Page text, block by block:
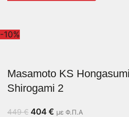
-10%
Masamoto KS
Shirogami 2
449€ 404 € με Φ.Π.Α